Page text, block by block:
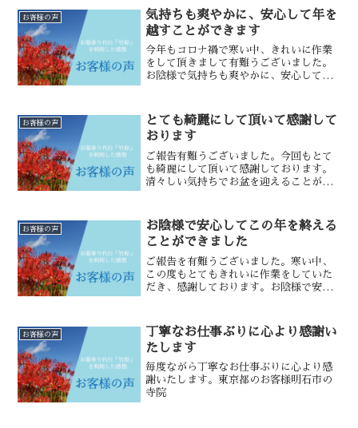
ようで、安心致しました。 遠方の為、今
後もお願いすることがあ...
お客様の声
気持ちも爽やかに、安心して年を
越すことができます
今年もコロナ禍で寒い中、きれいに作業
をして頂きまして有難うございました。
お陰様で気持ちも爽やかに、安心して年
に良いお年をお迎えください。福岡市の
お客様神戸市西区の墓園
お客様の声
とても綺麗にして頂いて感謝して
おります
ご報告有難うございました。今回もとて
も綺麗にして頂いて感謝しております。
清々しい気持ちでお盆を迎えることがで
お願いいたします。福岡市のお客様神戸
市西区の墓園
お客様の声
お陰様で安心してこの年を終える
ことができました
ご報告を有難うございました。寒い中、
この度もとてもきれいに作業をしていた
だき、感謝しております。お陰様で安心
が、どうぞお身体を大切にお過ごしくだ
さい。また来年もよろしく...
お客様の声
丁寧なお仕事ぶりに心より感謝い
たします
毎度ながら丁寧なお仕事ぶりに心より感
謝いたします。東京都のお客様明石市の
寺院